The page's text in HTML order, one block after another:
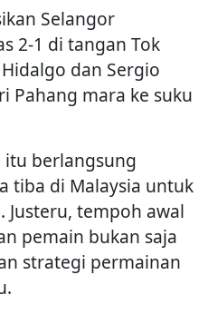
Selangor
2-1 di tangan Tok
dan Sergio
Pahang mara ke suku
itu berlangsung
tiba di Malaysia untuk
tempoh awal
pemain bukan saja
strategi permainan